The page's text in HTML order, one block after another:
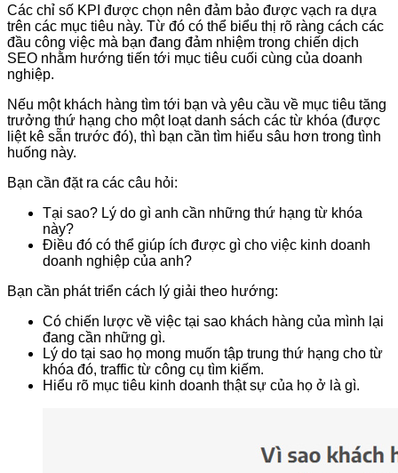
Các chỉ số KPI được chọn nên đảm bảo được vạch ra dựa
trên các mục tiêu này. Từ đó có thể biểu thị rõ ràng cách các
đầu công việc mà bạn đang đảm nhiệm trong chiến dịch
SEO nhằm hướng tiến tới mục tiêu cuối cùng của doanh
nghiệp.
Nếu một khách hàng tìm tới bạn và yêu cầu về mục tiêu tăng
trưởng thứ hạng cho một loạt danh sách các từ khóa (được
liệt kê sẵn trước đó), thì bạn cần tìm hiểu sâu hơn trong tình
huống này.
Bạn cần đặt ra các câu hỏi:
Tại sao? Lý do gì anh cần những thứ hạng từ khóa
này?
Điều đó có thể giúp ích được gì cho việc kinh doanh
doanh nghiệp của anh?
Bạn cần phát triển cách lý giải theo hướng:
Có chiến lược về việc tại sao khách hàng của mình lại
đang cần những gì.
Lý do tại sao họ mong muốn tập trung thứ hạng cho từ
khóa đó, traffic từ công cụ tìm kiếm.
Hiểu rõ mục tiêu kinh doanh thật sự của họ ở là gì.